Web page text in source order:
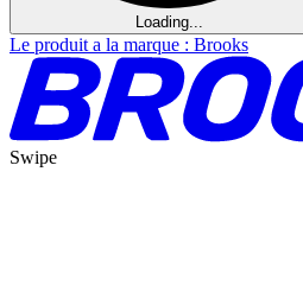
Loading...
Le produit a la marque : Brooks
Swipe